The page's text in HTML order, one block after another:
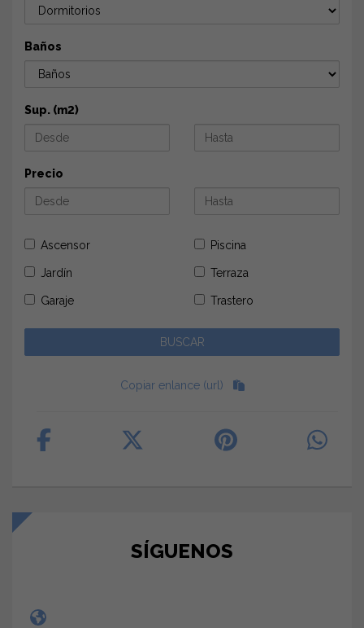
Baños
Sup. (m2)
Precio
Ascensor Piscina
Jardín Terraza
Garaje Trastero
Copiar enlance (url)
SÍGUENOS